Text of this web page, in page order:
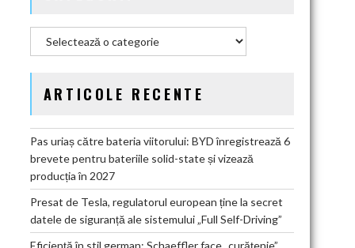
ARTICOLE RECENTE
Pas uriaș către bateria viitorului: BYD înregistrează 6
brevete pentru bateriile solid-state și vizează
producția în 2027
Presat de Tesla, regulatorul european ține la secret
datele de siguranță ale sistemului „Full Self-Driving”
Eficiență în stil german: Schaeffler face „curățenie”